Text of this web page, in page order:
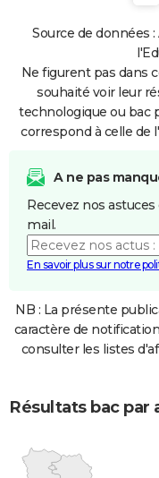
Source de données
Ne figurent pas dans
souhaité voir leur
technologique ou bac
correspond à celle de
A ne pas
Recevez nos
mail.
En savoir plus sur notre
NB : La présente
caractère de
consulter les listes
Résultats bac par